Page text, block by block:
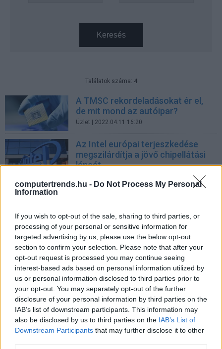
computertrends.hu - Do Not Process My Personal
Information
If you wish to opt-out of the sale, sharing to third parties, or
processing of your personal or sensitive information for
targeted advertising by us, please use the below opt-out
section to confirm your selection. Please note that after your
opt-out request is processed you may continue seeing
interest-based ads based on personal information utilized by
us or personal information disclosed to third parties prior to
your opt-out. You may separately opt-out of the further
disclosure of your personal information by third parties on the
IAB’s list of downstream participants. This information may
also be disclosed by us to third parties on the IAB’s List of
Downstream Participants that may further disclose it to other
Keresés
Találatok száma: 4
A TMSC rekordeladásokat ér el,
de mit mond az autóipar?
Üzlet | 2022.04.11 16:20
Az Intel európai terjeszkedése
megszilárdítja a jövő chipellátási
láncát
Üzlet | 2021.11.14 15:19
Tajvan már látja az egyensúlyt az
autóipari chipellátásban az év
végéig
| 2021.08.24 19:40
LEGFRISSEBB PCW